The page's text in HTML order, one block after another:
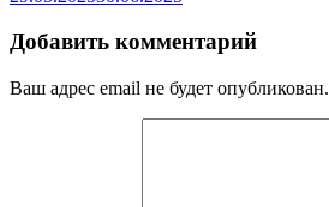
Добавить комментарий
Ваш адрес email не будет опубликован.